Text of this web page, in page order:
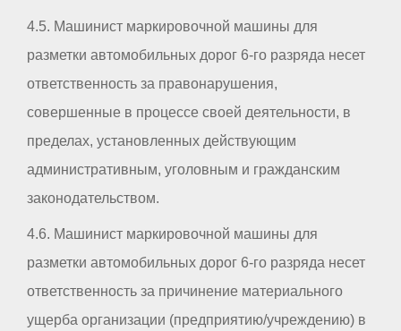
4.5. Машинист маркировочной машины для
разметки автомобильных дорог 6-го разряда несет
ответственность за правонарушения,
совершенные в процессе своей деятельности, в
пределах, установленных действующим
административным, уголовным и гражданским
законодательством.
4.6. Машинист маркировочной машины для
разметки автомобильных дорог 6-го разряда несет
ответственность за причинение материального
ущерба организации (предприятию/учреждению) в